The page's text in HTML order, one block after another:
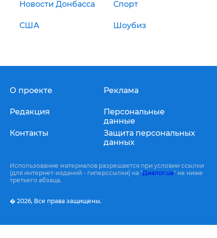
Новости Донбасса Спорт
США Шоубиз
О проекте
Редакция
Контакты
Реклама
Персональные
данные
Защита персональных
данных
Использование материалов разрешается при условии ссылки
(для интернет-изданий - гиперссылки) на "Диалог.ua" не ниже
третьего абзаца.
� 2026, Все права защищены.